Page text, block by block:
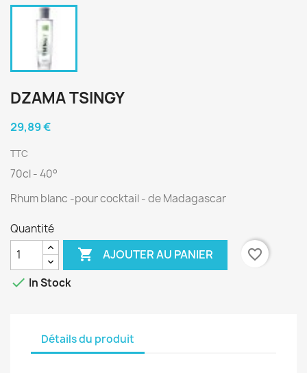
DZAMA TSINGY
29,89 €
TTC
70cl - 40°
Rhum blanc -pour cocktail - de Madagascar
Quantité
 AJOUTER AU PANIER
favorite_border
 In Stock
Détails du produit